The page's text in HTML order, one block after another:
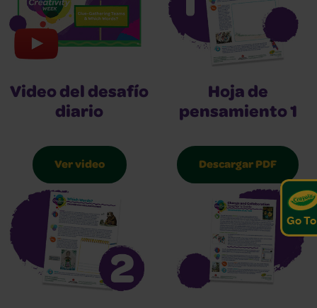
Go To
Video del desafío
diario
Ver video
Hoja de
pensamiento 1
Descargar PDF